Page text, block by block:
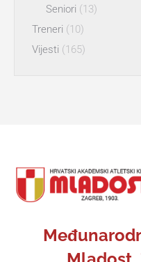
Seniori (13)
Treneri (10)
Vijesti (165)